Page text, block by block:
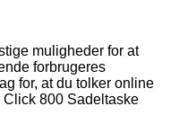
muligheder for at
forbrugeres
for, at du tolker online
800 Sadeltaske